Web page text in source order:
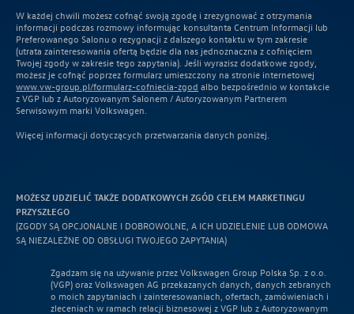
W każdej chwili możesz cofnąć swoją zgodę i zrezygnować z otrzymania
informacji podczas rozmowy informując konsultanta Centrum Informacji lub
Preferowanego Salonu o rezygnacji z dalszego kontaktu w tym zakresie
(utrata zainteresowania ofertą będzie dla nas jednoznaczna z cofnięciem
Twojej zgody w zakresie tego zapytania). Jeśli wyrazisz dodatkowe zgody,
możesz je cofnąć poprzez formularz umieszczony na stronie internetowej
www.vw-group.pl/formularz-cofniecia-zgod albo bezpośrednio w kontakcie
z VGP lub z Autoryzowanym Salonem / Autoryzowanym Partnerem
Serwisowym marki Volkswagen.
Więcej informacji dotyczących przetwarzania danych poniżej.
MOŻESZ UDZIELIĆ TAKŻE DODATKOWYCH ZGÓD CELEM MARKETINGU
PRZYSZŁEGO
(ZGODY SĄ OPCJONALNE I DOBROWOLNE, A ICH UDZIELENIE LUB ODMOWA
SĄ NIEZALEŻNE OD OBSŁUGI TWOJEGO ZAPYTANIA)
Zgadzam się na używanie przez Volkswagen Group Polska Sp. z o.o.
(VGP) oraz Volkswagen AG przekazanych danych, danych zebranych
o moich zapytaniach i zainteresowaniach, ofertach, zamówieniach i
zleceniach w ramach relacji biznesowej z VGP lub z Autoryzowanym